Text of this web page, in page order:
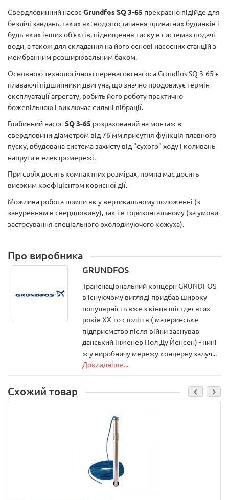
Свердловинний насос Grundfos SQ 3-65 прекрасно підійде для
безлічі завдань, таких як: водопостачання приватних будинків і
будь-яких інших об'єктів, підвищення тиску в системах подачі
води, а також для складання на його основі насосних станцій з
мембранним розширювальним баком.
Основною технологічною перевагою насоса Grundfos SQ 3-65 є
плаваючі підшипники двигуна, що значно продовжує термін
експлуатації агрегату, робить його роботу практично
божевільною і виключає сильні вібрації.
Глибинний насос SQ 3-65 розрахований на монтаж в
свердловини діаметром від 76 мм.присутня функція плавного
пуску, вбудована система захисту від "сухого" ходу і коливань
напруги в електромережі.
При своїх досить компактних розмірах, помпа має досить
високим коефіцієнтом корисної дії.
Можлива робота помпи як у вертикальному положенні (з
зануренням в свердловину), так і в горизонтальному (за умови
застосування спеціального охолоджуючого кожуха).
Про виробника
GRUNDFOS
Транснаціональний концерн GRUNDFOS
в існуючому вигляді придбав широку
популярність вже з кінця шістдесятих
років XX-го століття ( материнське
підприємство після війни заснував
данський інженер Пол Ду Йенсен) - нині
ж у виробничу мережу концерну залуч...
Докладніше...
Схожий товар